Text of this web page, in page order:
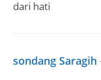
dari hati
sondang Saragih